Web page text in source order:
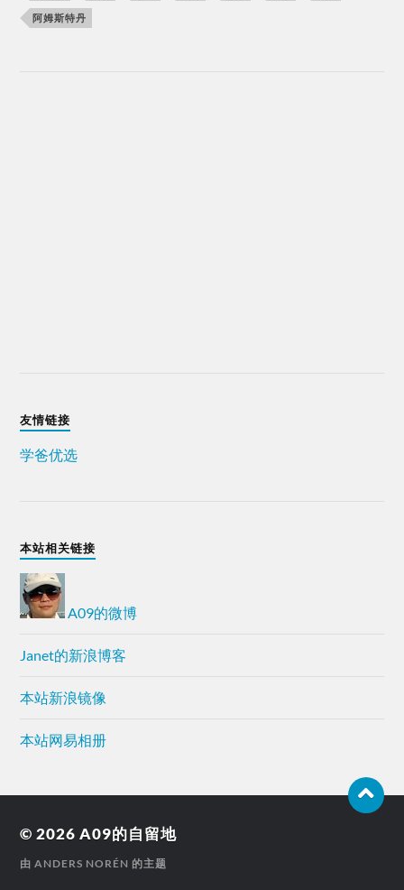
阿姆斯特丹
友情链接
学爸优选
本站相关链接
A09的微博
Janet的新浪博客
本站新浪镜像
本站网易相册
© 2026A09的自留地
由ANDERS NORÉN 的主题